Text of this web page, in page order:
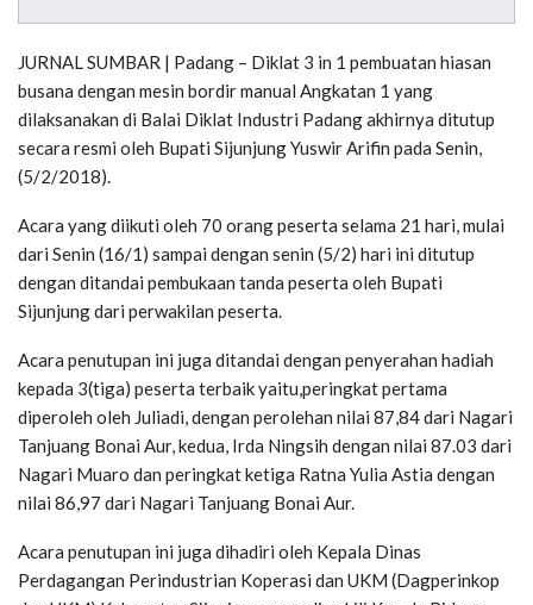
JURNAL SUMBAR | Padang – Diklat 3 in 1 pembuatan hiasan
busana dengan mesin bordir manual Angkatan 1 yang
dilaksanakan di Balai Diklat Industri Padang akhirnya ditutup
secara resmi oleh Bupati Sijunjung Yuswir Arifin pada Senin,
(5/2/2018).
Acara yang diikuti oleh 70 orang peserta selama 21 hari, mulai
dari Senin (16/1) sampai dengan senin (5/2) hari ini ditutup
dengan ditandai pembukaan tanda peserta oleh Bupati
Sijunjung dari perwakilan peserta.
Acara penutupan ini juga ditandai dengan penyerahan hadiah
kepada 3(tiga) peserta terbaik yaitu,peringkat pertama
diperoleh oleh Juliadi, dengan perolehan nilai 87,84 dari Nagari
Tanjuang Bonai Aur, kedua, Irda Ningsih dengan nilai 87.03 dari
Nagari Muaro dan peringkat ketiga Ratna Yulia Astia dengan
nilai 86,97 dari Nagari Tanjuang Bonai Aur.
Acara penutupan ini juga dihadiri oleh Kepala Dinas
Perdagangan Perindustrian Koperasi dan UKM (Dagperinkop